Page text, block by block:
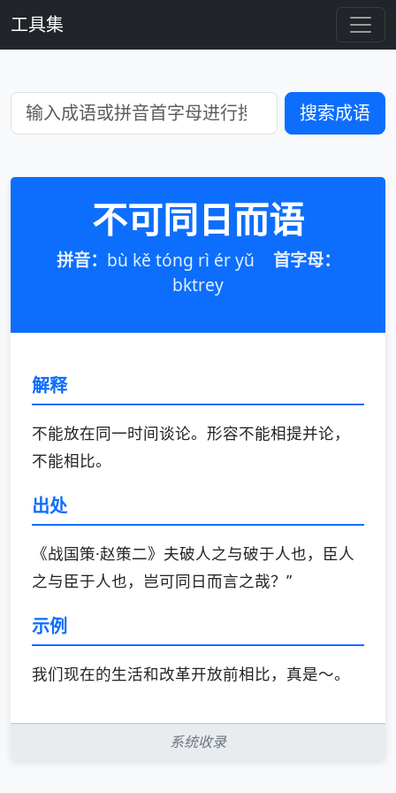
工具集
搜索成语
不可同日而语
拼音： bù kě tóng rì ér yǔ
首字母：
bktrey
解释
不能放在同一时间谈论。形容不能相提并论，
不能相比。
出处
《战国策·赵策二》夫破人之与破于人也，臣人
之与臣于人也，岂可同日而言之哉？”
示例
我们现在的生活和改革开放前相比，真是～。
系统收录